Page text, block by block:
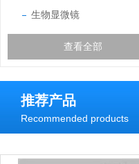
生物显微镜
查看全部
推荐产品
Recommended products